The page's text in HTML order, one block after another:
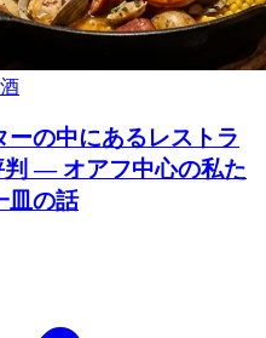
の中にあるレストラ
判 ― オアフ中心の私た
皿の話